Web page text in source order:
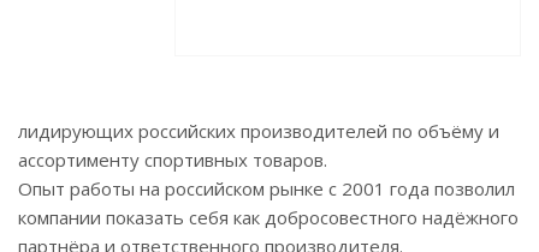
лидирующих российских производителей по объёму и
ассортименту спортивных товаров.
Опыт работы на российском рынке с 2001 года позволил
компании показать себя как добросовестного надёжного
партнёра и ответственного производителя.